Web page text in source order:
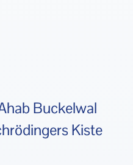
Buckelwal
Kiste